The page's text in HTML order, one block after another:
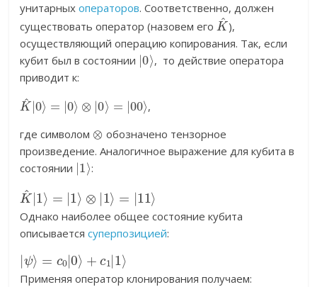
унитарныхоператоров. Соответственно, должен
существовать оператор (назовем егоK^),
осуществляющий операцию копирования. Так, если
кубит был в состоянии |0⟩, то действие оператора
приводит к:
K^|0 |0⟩ |0⟩ 00⟩ ,
где символом
обозначено тензорное
произведение. Аналогичное выражение для кубита в
состоянии |1⟩
:
K^ |1 | 1 | 1 11 ⟩
Однако наиболее общее состояние кубита
описываетсясуперпозицией:
| ψ
= c + 1
Применяя оператор клонирования получаем: